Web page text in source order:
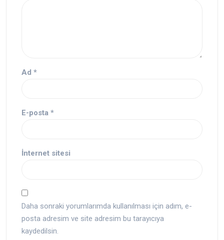
Ad *
E-posta *
İnternet sitesi
Daha sonraki yorumlarımda kullanılması için adım, e-
posta adresim ve site adresim bu tarayıcıya
kaydedilsin.